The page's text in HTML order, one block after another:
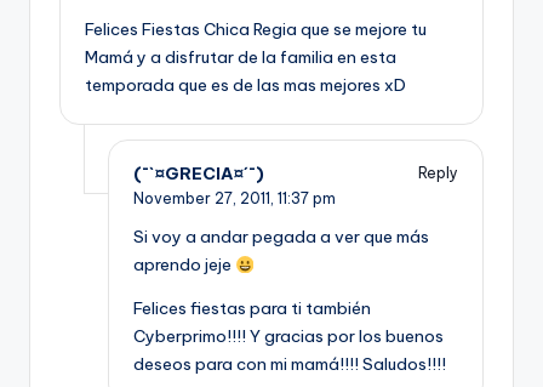
Felices Fiestas Chica Regia que se mejore tu
Mamá y a disfrutar de la familia en esta
temporada que es de las mas mejores xD
(¯`¤GRECIA¤´¯)
Reply
November 27, 2011, 11:37 pm
Si voy a andar pegada a ver que más
aprendo jeje
Felices fiestas para ti también
Cyberprimo!!!! Y gracias por los buenos
deseos para con mi mamá!!!! Saludos!!!!